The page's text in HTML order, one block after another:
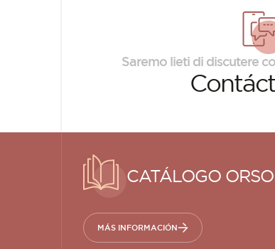
Saremo lieti di discutere
CATÁLOGO
MÁS INFORMACIÓN